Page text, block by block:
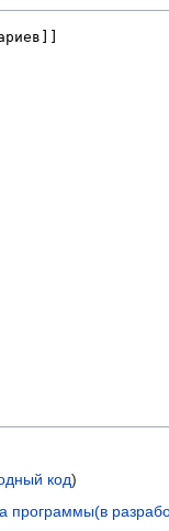
код)
программы(в